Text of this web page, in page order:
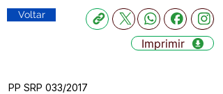
Voltar
Imprimir
PP SRP 033/2017